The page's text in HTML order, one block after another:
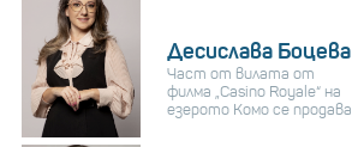
Десислава Боцева
Част от вилата от
филма „Casino Royale“ на
езерото Комо се продава